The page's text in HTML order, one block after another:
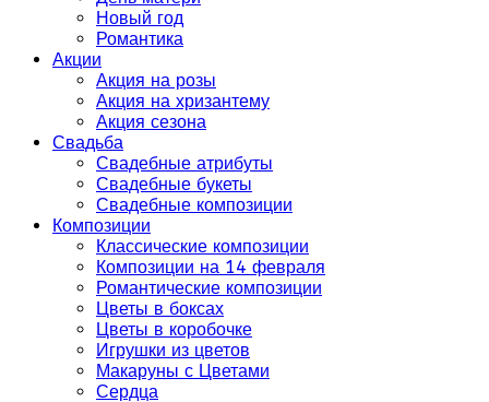
Новый год
Романтика
Акции
Акция на розы
Акция на хризантему
Акция сезона
Свадьба
Свадебные атрибуты
Свадебные букеты
Свадебные композиции
Композиции
Классические композиции
Композиции на 14 февраля
Романтические композиции
Цветы в боксах
Цветы в коробочке
Игрушки из цветов
Макаруны с Цветами
Сердца